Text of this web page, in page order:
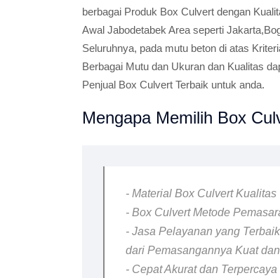
berbagai Produk Box Culvert dengan
Awal Jabodetabek Area seperti
Seluruhnya, pada mutu beton di atas
Berbagai Mutu dan Ukuran dan Kualitas
Penjual Box Culvert Terbaik untuk anda.
Mengapa Memilih Box
- Material Box Culvert
- Box Culvert Metode
- Jasa Pelayanan yang
dari Pemasangannya Kuat
- Cepat Akurat dan